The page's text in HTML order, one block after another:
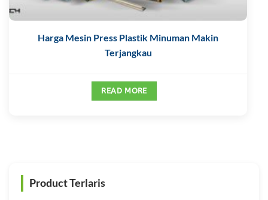
Harga Mesin Press Plastik Minuman Makin
Terjangkau
READ MORE
Product Terlaris